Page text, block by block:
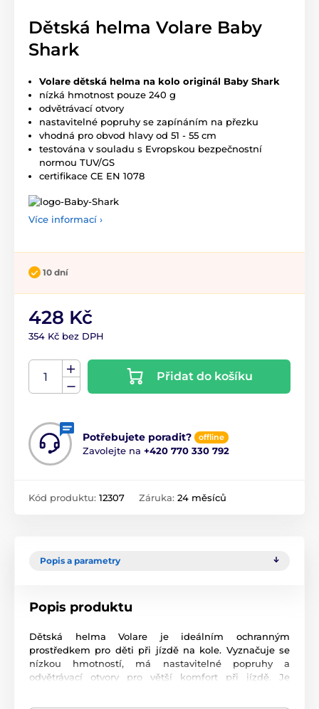
Dětská helma Volare Baby
Shark
Volare dětská helma na kolo originál Baby Shark
nízká hmotnost pouze 240 g
odvětrávací otvory
nastavitelné popruhy se zapínáním na přezku
vhodná pro obvod hlavy od 51 - 55 cm
testována v souladu s Evropskou bezpečnostní
normou TUV/GS
certifikace CE EN 1078
Více informací ›
10 dní
428 Kč
354 Kč bez DPH
Přidat do košíku
Potřebujete poradit? offline
Zavolejte na +420 770 330 792
Kód produktu: 12307 Záruka: 24 měsíců
Popis a parametry
Popis produktu
Dětská helma Volare je ideálním ochranným
prostředkem pro děti při jízdě na kole. Vyznačuje se
nízkou hmotností, má nastavitelné popruhy a
odvětrávací otvory pro větší komfort při jízdě. Je